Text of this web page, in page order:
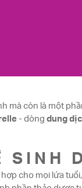
mà còn là một
- dòng dung
SINH
cho mọi lứa